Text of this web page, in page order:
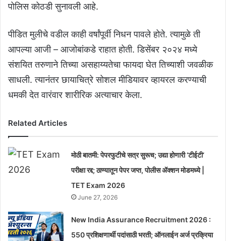
पोलिस कोठडी सुनावली आहे.
पीडित मुलीचे वडील काही वर्षांपूर्वी निधन पावले होते. त्यामुळे ती
आपल्या आजी – आजोबांकडे राहात होती. डिसेंबर २०२४ मध्ये
संशयित तरुणाने तिच्या असहाय्यतेचा फायदा घेत तिच्याशी जवळीक
साधली. त्यानंतर छायाचित्रे सोशल मीडियावर व्हायरल करण्याची
धमकी देत वारंवार शारीरिक अत्याचार केला.
Related Articles
मोठी बातमी: पेपरफुटीचे सत्र सुरूच; उद्या होणारी ‘टीईटी’
परीक्षा रद्द; ठाण्यातून पेपर जप्त, पोलीस ॲक्शन मोडमध्ये |
TET Exam 2026
June 27, 2026
New India Assurance Recruitment 2026 :
550 प्रशिक्षणार्थी पदांसाठी भरती; ऑनलाईन अर्ज प्रक्रिया